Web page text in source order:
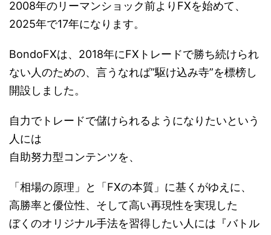
2008年のリーマンショック前よりFXを始めて、
2025年で17年になります。
BondoFXは、2018年にFXトレードで勝ち続けられ
ない人のための、言うなれば”駆け込み寺”を標榜し
開設しました。
自力でトレードで儲けられるようになりたいという
人には
自助努力型コンテンツを、
「相場の原理」と「FXの本質」に基くがゆえに、
高勝率と優位性、そして高い再現性を実現した
ぼくのオリジナル手法を習得したい人には『バトル